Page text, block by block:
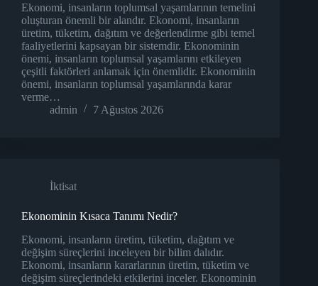
Ekonomi, insanların toplumsal yaşamlarının temelini
oluşturan önemli bir alandır. Ekonomi, insanların
üretim, tüketim, dağıtım ve değerlendirme gibi temel
faaliyetlerini kapsayan bir sistemdir. Ekonominin
önemi, insanların toplumsal yaşamlarını etkileyen
çeşitli faktörleri anlamak için önemlidir. Ekonominin
önemi, insanların toplumsal yaşamlarında karar
verme…
admin
7 Ağustos 2026
İktisat
Ekonominin Kısaca Tanımı Nedir?
Ekonomi, insanların üretim, tüketim, dağıtım ve
değişim süreçlerini inceleyen bir bilim dalıdır.
Ekonomi, insanların kararlarının üretim, tüketim ve
değişim süreçlerindeki etkilerini inceler. Ekonominin